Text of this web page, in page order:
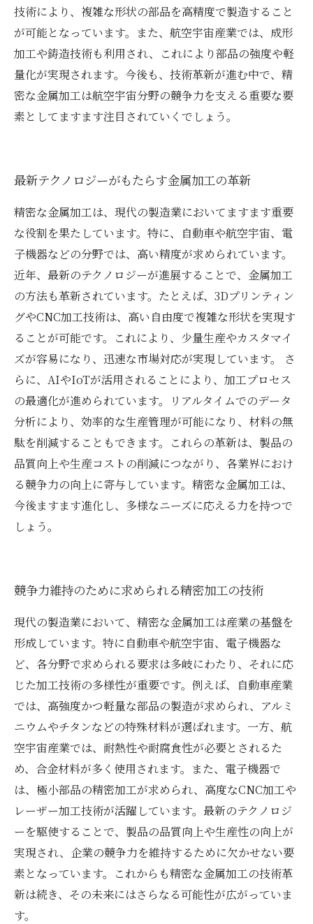
技術により、複雑な形状の部品を高精度で製造すること
が可能となっています。また、航空宇宙産業では、成形
加工や鋳造技術も利用され、これにより部品の強度や軽
量化が実現されます。今後も、技術革新が進む中で、精
密な金属加工は航空宇宙分野の競争力を支える重要な要
素としてますます注目されていくでしょう。
最新テクノロジーがもたらす金属加工の革新
精密な金属加工は、現代の製造業においてますます重要
な役割を果たしています。特に、自動車や航空宇宙、電
子機器などの分野では、高い精度が求められています。
近年、最新のテクノロジーが進展することで、金属加工
の方法も革新されています。たとえば、3Dプリンティン
グやCNC加工技術は、高い自由度で複雑な形状を実現す
ることが可能です。これにより、少量生産やカスタマイ
ズが容易になり、迅速な市場対応が実現しています。 さ
らに、AIやIoTが活用されることにより、加工プロセス
の最適化が進められています。リアルタイムでのデータ
分析により、効率的な生産管理が可能になり、材料の無
駄を削減することもできます。これらの革新は、製品の
品質向上や生産コストの削減につながり、各業界におけ
る競争力の向上に寄与しています。精密な金属加工は、
今後ますます進化し、多様なニーズに応える力を持つで
しょう。
競争力維持のために求められる精密加工の技術
現代の製造業において、精密な金属加工は産業の基盤を
形成しています。特に自動車や航空宇宙、電子機器な
ど、各分野で求められる要求は多岐にわたり、それに応
じた加工技術の多様性が重要です。例えば、自動車産業
では、高強度かつ軽量な部品の製造が求められ、アルミ
ニウムやチタンなどの特殊材料が選ばれます。一方、航
空宇宙産業では、耐熱性や耐腐食性が必要とされるた
め、合金材料が多く使用されます。また、電子機器で
は、極小部品の精密加工が求められ、高度なCNC加工や
レーザー加工技術が活躍しています。最新のテクノロジ
ーを駆使することで、製品の品質向上や生産性の向上が
実現され、企業の競争力を維持するために欠かせない要
素となっています。これからも精密な金属加工の技術革
新は続き、その未来にはさらなる可能性が広がっていま
す。